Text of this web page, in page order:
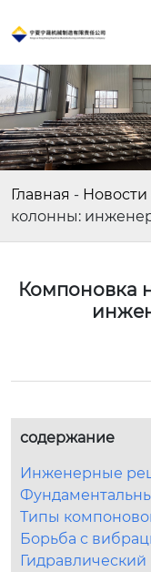
Главная - Новости
колонны:
Компоновка
содержание
Инженерные
Типы
Борьба с
Гидравлический